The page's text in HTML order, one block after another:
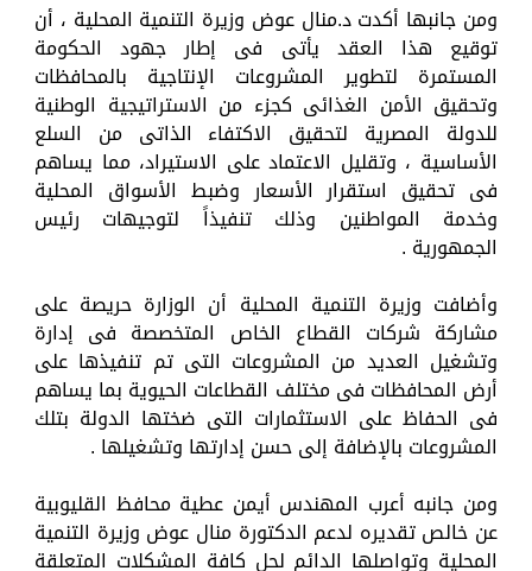
ومن جانبها أكدت د.منال عوض وزيرة التنمية المحلية ، أن
توقيع هذا العقد يأتى فى إطار جهود الحكومة
المستمرة لتطوير المشروعات الإنتاجية بالمحافظات
وتحقيق الأمن الغذائى كجزء من الاستراتيجية الوطنية
للدولة المصرية لتحقيق الاكتفاء الذاتى من السلع
الأساسية ، وتقليل الاعتماد على الاستيراد، مما يساهم
فى تحقيق استقرار الأسعار وضبط الأسواق المحلية
وخدمة المواطنين وذلك تنفيذاً لتوجيهات رئيس
الجمهورية .
وأضافت وزيرة التنمية المحلية أن الوزارة حريصة على
مشاركة شركات القطاع الخاص المتخصصة فى إدارة
وتشغيل العديد من المشروعات التى تم تنفيذها على
أرض المحافظات فى مختلف القطاعات الحيوية بما يساهم
فى الحفاظ على الاستثمارات التى ضختها الدولة بتلك
المشروعات بالإضافة إلى حسن إدارتها وتشغيلها .
ومن جانبه أعرب المهندس أيمن عطية محافظ القليوبية
عن خالص تقديره لدعم الدكتورة منال عوض وزيرة التنمية
المحلية وتواصلها الدائم لحل كافة المشكلات المتعلقة